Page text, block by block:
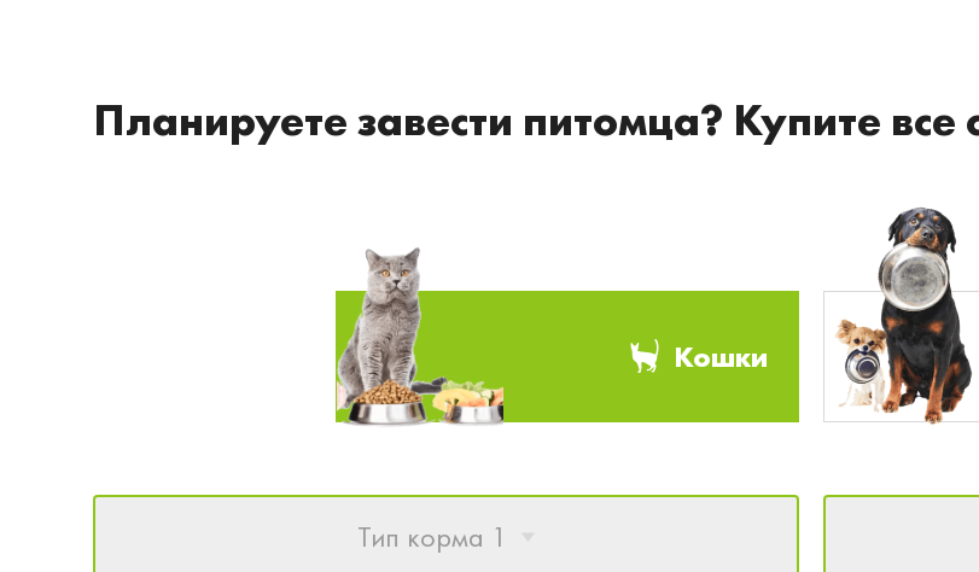
Планируете завести питомца? Купите
Кошки
Тип корма 1